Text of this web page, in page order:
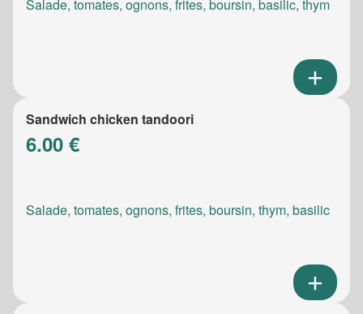
Salade, tomates, ognons, frites, boursin, basilic, thym
Sandwich chicken tandoori
6.00 €
Salade, tomates, ognons, frites, boursin, thym, basilic